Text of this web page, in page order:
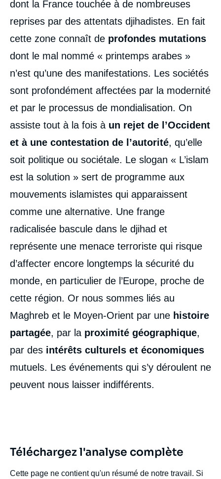
dont la France touchée à de nombreuses
reprises par des attentats djihadistes. En fait
cette zone connaît de profondes mutations
dont le mal nommé « printemps arabes »
n’est qu’une des manifestations. Les sociétés
sont profondément affectées par la modernité
et par le processus de mondialisation. On
assiste tout à la fois à un rejet de l’Occident
et à une contestation de l’autorité, qu’elle
soit politique ou sociétale. Le slogan « L’islam
est la solution » sert de programme aux
mouvements islamistes qui apparaissent
comme une alternative. Une frange
radicalisée bascule dans le djihad et
représente une menace terroriste qui risque
d’affecter encore longtemps la sécurité du
monde, en particulier de l’Europe, proche de
cette région. Or nous sommes liés au
Maghreb et le Moyen-Orient par une histoire
partagée, par la proximité géographique,
par des intérêts culturels et économiques
mutuels. Les événements qui s’y déroulent ne
peuvent nous laisser indifférents.
Téléchargez l'analyse complète
Cette page ne contient qu'un résumé de notre travail. Si